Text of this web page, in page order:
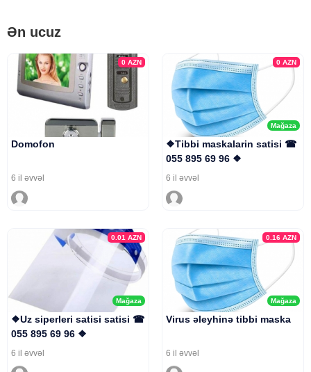
Ən ucuz
0AZN
Domofon
6 il əvvəl
Mağaza
0 AZN
❖Tibbi maskalarin satisi ☎
055 895 69 96 ❖
6 il əvvəl
Mağaza
0.01AZN
❖Uz siperleri satisi satisi ☎
055 895 69 96 ❖
6 il əvvəl
Mağaza
0.16 AZN
Virus əleyhinə tibbi maska
6 il əvvəl